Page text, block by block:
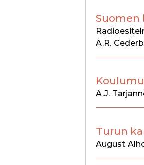
Suomen
A.R.
A.J.
Turun
August